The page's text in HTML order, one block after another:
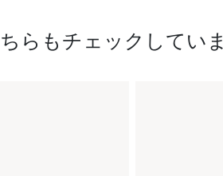
らもチェックしてい